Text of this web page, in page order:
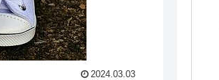
2024.03.03